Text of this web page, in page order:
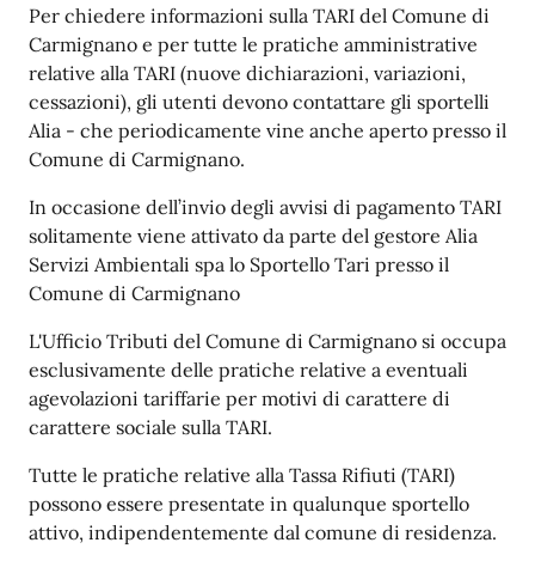
Per chiedere informazioni sulla TARI del Comune di
Carmignano e per tutte le pratiche amministrative
relative alla TARI (nuove dichiarazioni, variazioni,
cessazioni), gli utenti devono contattare gli sportelli
Alia - che periodicamente vine anche aperto presso il
Comune di Carmignano.
In occasione dell’invio degli avvisi di pagamento TARI
solitamente viene attivato da parte del gestore Alia
Servizi Ambientali spa lo Sportello Tari presso il
Comune di Carmignano
L'Ufficio Tributi del Comune di Carmignano si occupa
esclusivamente delle pratiche relative a eventuali
agevolazioni tariffarie per motivi di carattere di
carattere sociale sulla TARI.
Tutte le pratiche relative alla Tassa Rifiuti (TARI)
possono essere presentate in qualunque sportello
attivo, indipendentemente dal comune di residenza.